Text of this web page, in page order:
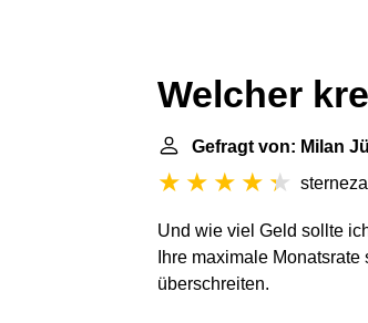
Welcher
Gefragt von: Milan
Und wie viel Geld sollte
Ihre maximale
überschreiten.